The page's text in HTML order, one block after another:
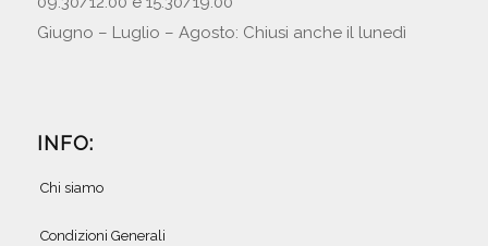
Giugno – Luglio – Agosto: Chiusi anche il lunedì
INFO:
Chi siamo
Condizioni Generali